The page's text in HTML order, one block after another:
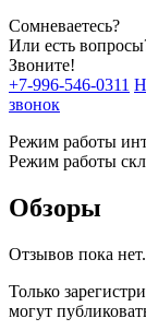
Сомневаетесь?
Или есть
Звоните!
+7-996-546-0311
звонок
Режим работы
Режим работы
Обзоры
Отзывов пока нет.
Только
могут